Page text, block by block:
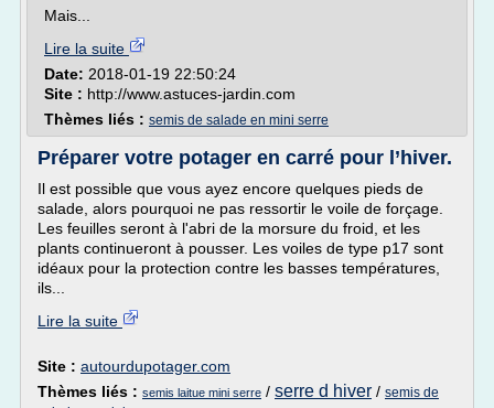
Mais...
Lire la suite
Date: 2018-01-19 22:50:24
Site : http://www.astuces-jardin.com
Thèmes liés : semis de salade en mini serre
Préparer votre potager en carré pour l’hiver.
Il est possible que vous ayez encore quelques pieds de
salade, alors pourquoi ne pas ressortir le voile de forçage.
Les feuilles seront à l'abri de la morsure du froid, et les
plants continueront à pousser. Les voiles de type p17 sont
idéaux pour la protection contre les basses températures,
ils...
Lire la suite
Site : autourdupotager.com
Thèmes liés : semis laitue mini serre / serre d hiver / semis de